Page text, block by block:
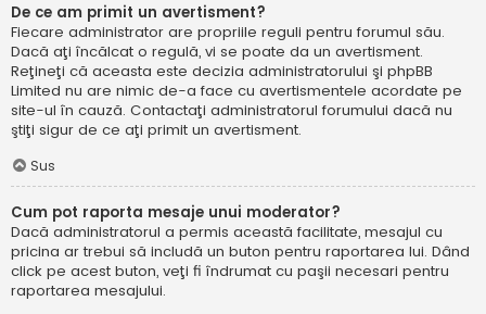
De ce am primit un avertisment?
Fiecare administrator are propriile reguli pentru forumul său.
Dacă aţi încălcat o regulă, vi se poate da un avertisment.
Reţineţi că aceasta este decizia administratorului şi phpBB
Limited nu are nimic de-a face cu avertismentele acordate pe
site-ul în cauză. Contactaţi administratorul forumului dacă nu
ştiţi sigur de ce aţi primit un avertisment.
Sus
Cum pot raporta mesaje unui moderator?
Dacă administratorul a permis această facilitate, mesajul cu
pricina ar trebui să includă un buton pentru raportarea lui. Dând
click pe acest buton, veţi fi îndrumat cu paşii necesari pentru
raportarea mesajului.